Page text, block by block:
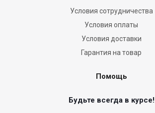
Условия сотрудничества
Условия оплаты
Условия доставки
Гарантия на товар
Помощь
Будьте всегда в курсе!